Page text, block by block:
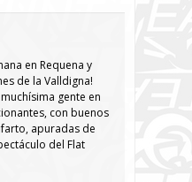
en Requena y
de la Valldigna!
gente en
con buenos
apuradas de
del Flat